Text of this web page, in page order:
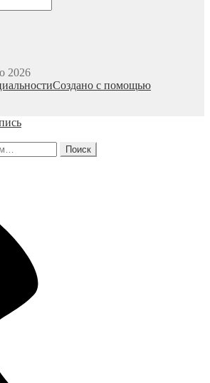
2026
Создано с помощью
Поиск